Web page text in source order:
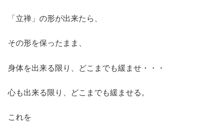
「立禅」の形が出来たら、
その形を保ったまま、
身体を出来る限り、どこまでも緩ませ・・・
心も出来る限り、どこまでも緩ませる。
これを